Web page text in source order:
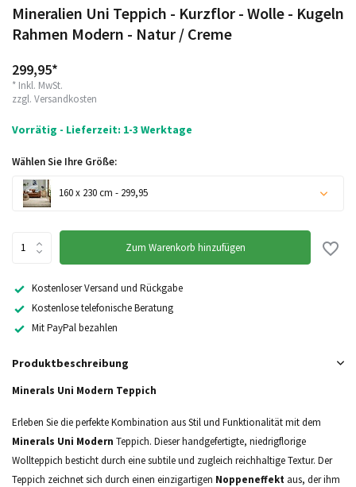
Mineralien Uni Teppich - Kurzflor - Wolle - Kugeln
Rahmen Modern - Natur / Creme
299,95*
* Inkl. MwSt.
zzgl. Versandkosten
Vorrätig - Lieferzeit: 1-3 Werktage
Wählen Sie Ihre Größe:
160 x 230 cm - 299,95
Zum Warenkorb hinzufügen
Kostenloser Versand und Rückgabe
Kostenlose telefonische Beratung
Mit PayPal bezahlen
Produktbeschreibung
Minerals Uni Modern Teppich
Erleben Sie die perfekte Kombination aus Stil und Funktionalität mit dem
Minerals Uni Modern Teppich. Dieser handgefertigte, niedrigflorige
Wollteppich besticht durch eine subtile und zugleich reichhaltige Textur. Der
Teppich zeichnet sich durch einen einzigartigen Noppeneffekt aus, der ihm